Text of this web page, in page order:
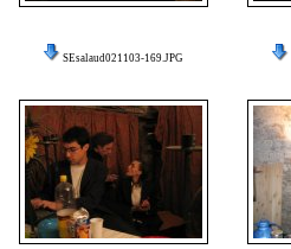
SEsalaud021103-169.JPG